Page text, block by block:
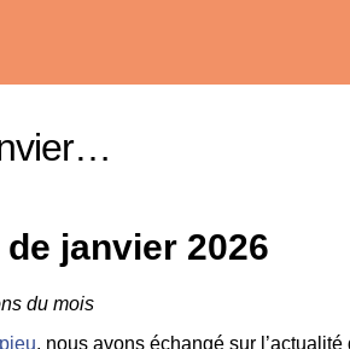
janvier 2026
du mois
, nous avons échangé sur